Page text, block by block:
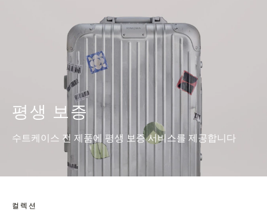
평생 보증
수트케이스 전 제품에 평생 보증 서비스를 제공합니다
컬렉션